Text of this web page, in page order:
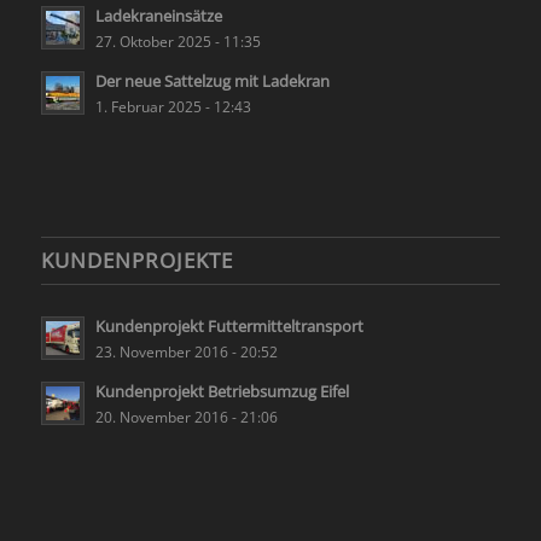
Ladekraneinsätze
27. Oktober 2025 - 11:35
Der neue Sattelzug mit Ladekran
1. Februar 2025 - 12:43
KUNDENPROJEKTE
Kundenprojekt Futtermitteltransport
23. November 2016 - 20:52
Kundenprojekt Betriebsumzug Eifel
20. November 2016 - 21:06